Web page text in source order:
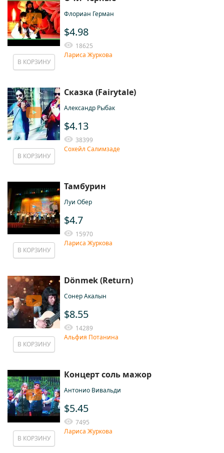
В КОРЗИНУ
Флориан Герман
$4.98
18625
Лариса Журкова
В КОРЗИНУ
Сказка (Fairytale)
Александр Рыбак
$4.13
38399
Сохейл Салимзаде
В КОРЗИНУ
Тамбурин
Луи Обер
$4.7
15970
Лариса Журкова
В КОРЗИНУ
Dönmek (Return)
Сонер Акалын
$8.55
14289
Альфия Потанина
В КОРЗИНУ
Концерт соль мажор
Антонио Вивальди
$5.45
7495
Лариса Журкова